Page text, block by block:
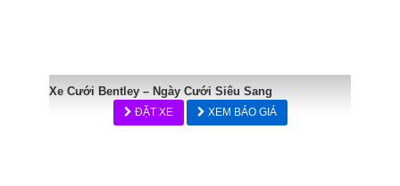
Xe Cưới Bentley – Ngày Cưới Siêu Sang
ĐẶT XE XEM BÁO GIÁ